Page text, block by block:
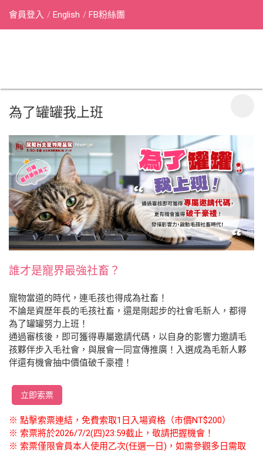
會員登入 English FB粉絲團
為了罐罐我上班
誰才是寵界最強社畜？
寵物當道的時代，連毛孩也得成為社畜！
不論是資歷年長的毛孩社畜，還是剛起步的社會毛新人，都得
為了罐罐努力上班！
通過審核後，即可獲得專屬邀請代碼，以自身的影響力邀請毛
孩夥伴步入毛社會，與展會一同宣傳推廣！入選成為毛新人夥
伴還有機會抽中價值破千豪禮！
立即索票
※ 點擊索票連結，免費索取1日入場資格（市價NT$200）
※ 索票將於2026/7/2(四)23:59截止，敬請把握機會！
※ 索票僅限會員本人使用乙次(任選一日)，如需參觀多日需取